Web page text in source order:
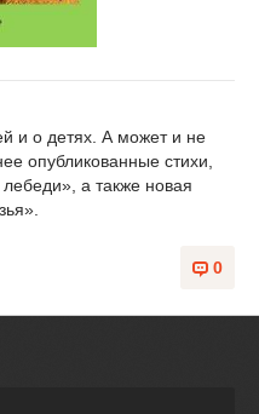
и о детях. А может и не
опубликованные стихи,
а также новая
0